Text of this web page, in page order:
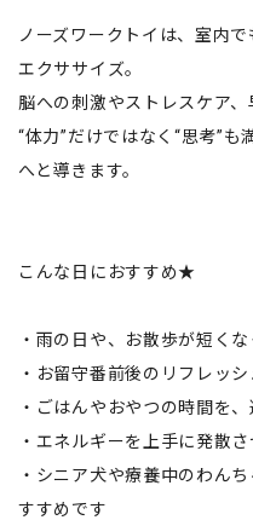
ノーズワークトイは、室内
エクササイズ。
脳への刺激やストレスケア、
“体力”だけではなく“思考”
へと導きます。
こんな日におすすめ★
・雨の日や、お散歩が短く
・お留守番前後のリフレッ
・ごはんやおやつの時間を
・エネルギーを上手に発散
・シニア犬や療養中のわん
すすめです